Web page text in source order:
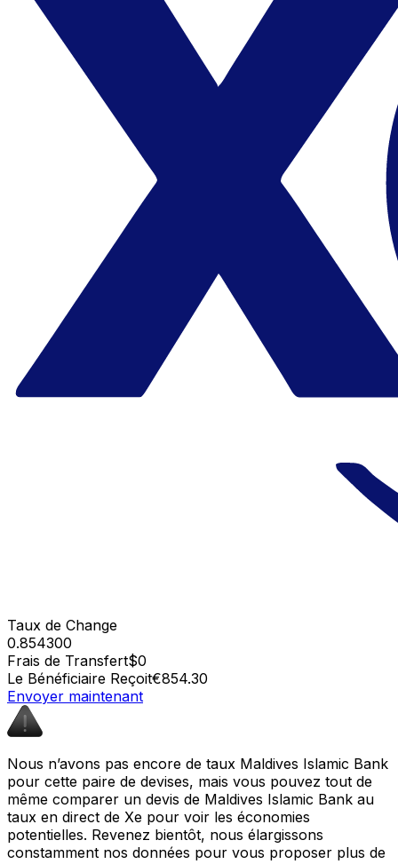
Taux de Change
0.854300
Frais de Transfert$0
Le Bénéficiaire Reçoit€854.30
Envoyer maintenant
Nous n’avons pas encore de taux Maldives Islamic Bank
pour cette paire de devises, mais vous pouvez tout de
même comparer un devis de Maldives Islamic Bank au
taux en direct de Xe pour voir les économies
potentielles. Revenez bientôt, nous élargissons
constamment nos données pour vous proposer plus de